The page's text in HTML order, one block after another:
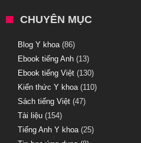
CHUYÊN MỤC
Blog Y khoa(86)
Ebook tiếng Anh (13)
Ebook tiếng Việt (130)
Kiến thức Y khoa(110)
Sách tiếng Việt (47)
Tài liệu (154)
Tiếng Anh Y khoa(25)